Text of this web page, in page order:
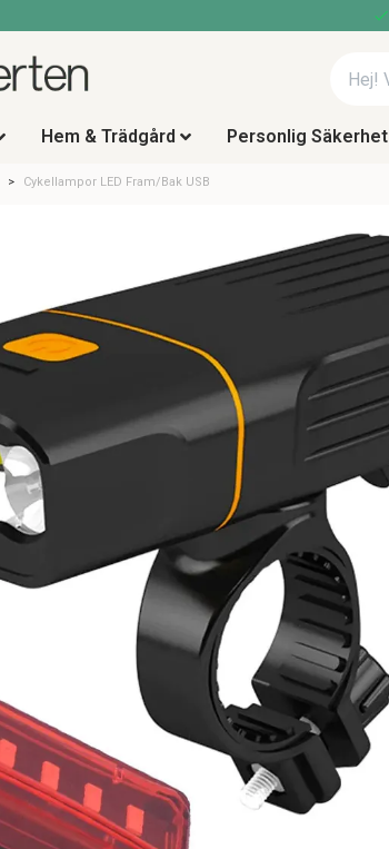
Hem & Trädgård Personlig Säkerhet
Cykellampor LED Fram/Bak USB